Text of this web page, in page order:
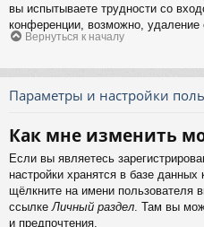
вы испытываете трудности со
конференции, возможно, удаление
Вернуться к началу
Параметры и настройки
Как мне изменить
Если вы являетесь
настройки хранятся в базе
щёлкните на имени пользователя
ссылке Личный раздел . Там вы
и предпочтения.